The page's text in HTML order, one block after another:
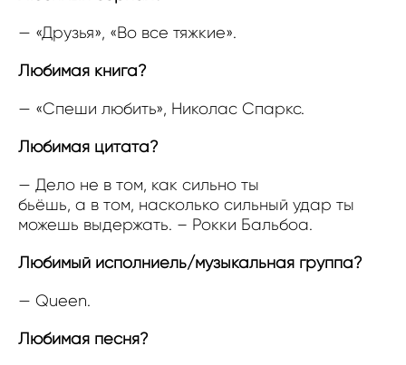
— «Друзья», «Во все тяжкие».
Любимая книга?
— «Спеши любить», Николас Спаркс.
Любимая цитата?
— Дело не в том, как сильно ты
бьёшь, а в том, насколько сильный удар ты
можешь выдержать. – Рокки Бальбоа.
Любимый исполниель/музыкальная группа?
— Queen.
Любимая песня?